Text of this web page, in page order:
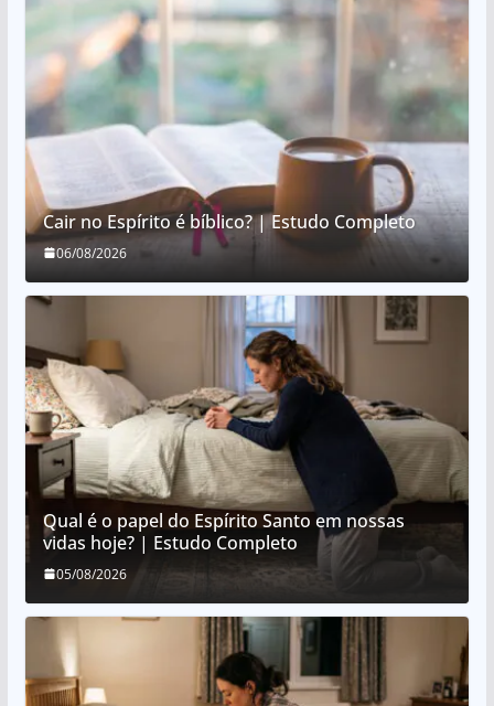
Cair no Espírito é bíblico? | Estudo Completo
06/08/2026
Qual é o papel do Espírito Santo em nossas
vidas hoje? | Estudo Completo
05/08/2026